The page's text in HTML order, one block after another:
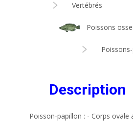
Vertébrés
Poissons
Description
Poisson-papillon : - Corps